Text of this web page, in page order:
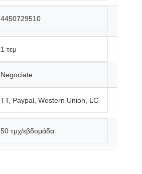
4450729510
1 τεμ
Negociate
TT, Paypal, Western Union, LC
50 τμχ/εβδομάδα